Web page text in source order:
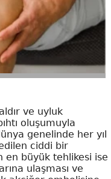
ve uyluk
oluşumuyla
genelinde her yıl
ciddi bir
en büyük tehlikesi ise
ulaşması ve